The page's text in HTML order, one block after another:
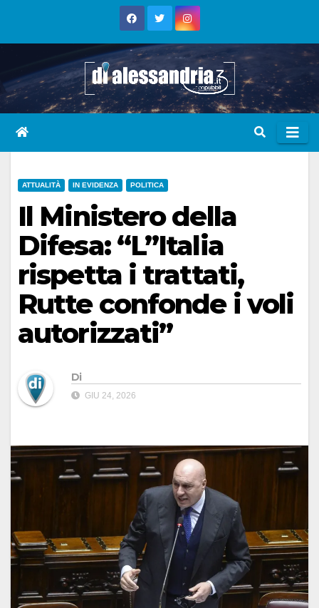
ATTUALITÀ IN EVIDENZA POLITICA
Il Ministero della
Difesa: “L”Italia
rispetta i trattati,
Rutte confonde i voli
autorizzati”
Di
GIU 24, 2026